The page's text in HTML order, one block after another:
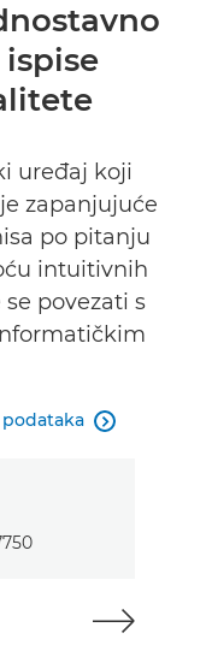
uređaj koji
zapanjujuće
po pitanju
intuitivnih
povezati s
